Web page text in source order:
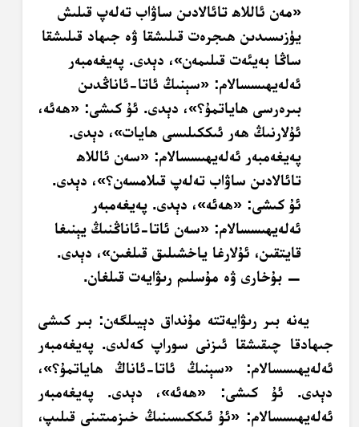
«مەن ئاللاھ تائالادىن ساۋاب تەلەپ قىلىش
يۈزىسىدىن ھىجرەت قىلىشقا ۋە جىھاد قىلىشقا
ساڭا بەيئەت قىلىمەن»، دېدى. پەيغەمبەر
ئەلەيھىسسالام: «سېنىڭ ئاتا-ئاناڭدىن
بىرەرسى ھاياتمۇ؟»، دېدى. ئۇ كىشى: «ھەئە،
ئۇلارنىڭ ھەر ئىككىلىسى ھايات»، دېدى.
پەيغەمبەر ئەلەيھىسسالام: «سەن ئاللاھ
تائالادىن ساۋاب تەلەپ قىلامسەن؟»، دېدى.
ئۇ كىشى: «ھەئە»، دېدى. پەيغەمبەر
ئەلەيھىسسالام: «سەن ئاتا-ئاناڭنىڭ يېنىغا
قايتقىن، ئۇلارغا ياخشىلىق قىلغىن»، دېدى.
— بۇخارى ۋە مۇسلىم رىۋايەت قىلغان.
يەنە بىر رىۋايەتتە مۇنداق دېيىلگەن: بىر كىشى
جىھادقا چىقىشقا ئىزنى سوراپ كەلدى. پەيغەمبەر
ئەلەيھىسسالام: «سېنىڭ ئاتا-ئاناڭ ھاياتمۇ؟»،
دېدى. ئۇ كىشى: «ھەئە»، دېدى. پەيغەمبەر
ئەلەيھىسسالام: «ئۇ ئىككىسىنىڭ خىزمىتىنى قىلىپ،